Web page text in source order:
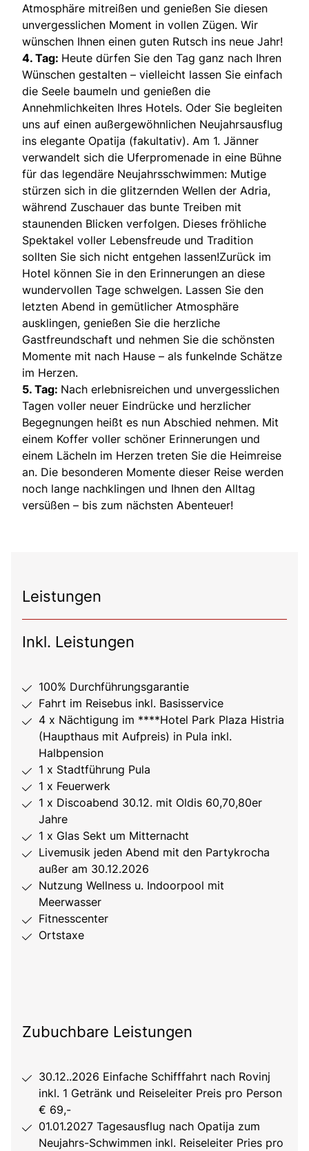
Atmosphäre mitreißen und genießen Sie diesen
unvergesslichen Moment in vollen Zügen. Wir
wünschen Ihnen einen guten Rutsch ins neue Jahr!
4. Tag: Heute dürfen Sie den Tag ganz nach Ihren
Wünschen gestalten – vielleicht lassen Sie einfach
die Seele baumeln und genießen die
Annehmlichkeiten Ihres Hotels. Oder Sie begleiten
uns auf einen außergewöhnlichen Neujahrsausflug
ins elegante Opatija (fakultativ). Am 1. Jänner
verwandelt sich die Uferpromenade in eine Bühne
für das legendäre Neujahrsschwimmen: Mutige
stürzen sich in die glitzernden Wellen der Adria,
während Zuschauer das bunte Treiben mit
staunenden Blicken verfolgen. Dieses fröhliche
Spektakel voller Lebensfreude und Tradition
sollten Sie sich nicht entgehen lassen!Zurück im
Hotel können Sie in den Erinnerungen an diese
wundervollen Tage schwelgen. Lassen Sie den
letzten Abend in gemütlicher Atmosphäre
ausklingen, genießen Sie die herzliche
Gastfreundschaft und nehmen Sie die schönsten
Momente mit nach Hause – als funkelnde Schätze
im Herzen.
5. Tag: Nach erlebnisreichen und unvergesslichen
Tagen voller neuer Eindrücke und herzlicher
Begegnungen heißt es nun Abschied nehmen. Mit
einem Koffer voller schöner Erinnerungen und
einem Lächeln im Herzen treten Sie die Heimreise
an. Die besonderen Momente dieser Reise werden
noch lange nachklingen und Ihnen den Alltag
versüßen – bis zum nächsten Abenteuer!
Leistungen
Inkl. Leistungen
100% Durchführungsgarantie
Fahrt im Reisebus inkl. Basisservice
4 x Nächtigung im ****Hotel Park Plaza Histria
(Haupthaus mit Aufpreis) in Pula inkl.
Halbpension
1 x Stadtführung Pula
1 x Feuerwerk
1 x Discoabend 30.12. mit Oldis 60,70,80er
Jahre
1 x Glas Sekt um Mitternacht
Livemusik jeden Abend mit den Partykrocha
außer am 30.12.2026
Nutzung Wellness u. Indoorpool mit
Meerwasser
Fitnesscenter
Ortstaxe
Zubuchbare Leistungen
30.12..2026 Einfache Schifffahrt nach Rovinj
inkl. 1 Getränk und Reiseleiter Preis pro Person
€ 69,-
01.01.2027 Tagesausflug nach Opatija zum
Neujahrs-Schwimmen inkl. Reiseleiter Pries pro